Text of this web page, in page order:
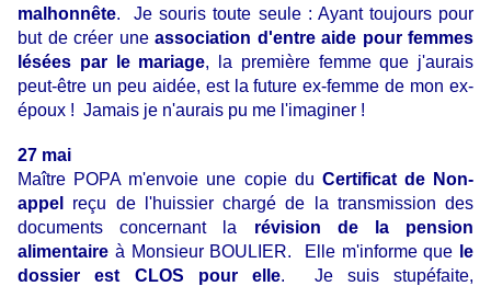
malhonnête. Je souris toute seule : Ayant toujours pour
but de créer une association d'entre aide pour femmes
lésées par le mariage, la première femme que j'aurais
peut-être un peu aidée, est la future ex-femme de mon ex-
époux ! Jamais je n'aurais pu me l'imaginer !
27 mai
Maître POPA m'envoie une copie du Certificat de Non-
appel
reçu de l'huissier chargé de la transmission des
documents concernant la révision de la pension
alimentaire à Monsieur BOULIER. Elle m'informe que le
dossier est CLOS pour elle. Je suis stupéfaite,